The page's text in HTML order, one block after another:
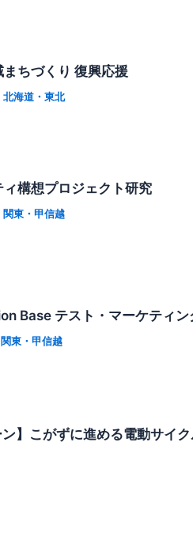
ちづくり 復興応援
北海道・東北
構想プロジェクト研究
関東・甲信越
Base テスト・マーケティン
関東・甲信越
】こがずに進める電動サイ